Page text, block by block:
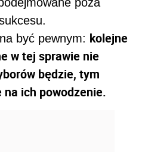
poza
być pewnym: kolejne
w tej sprawie nie
będzie, tym
ich powodzenie.